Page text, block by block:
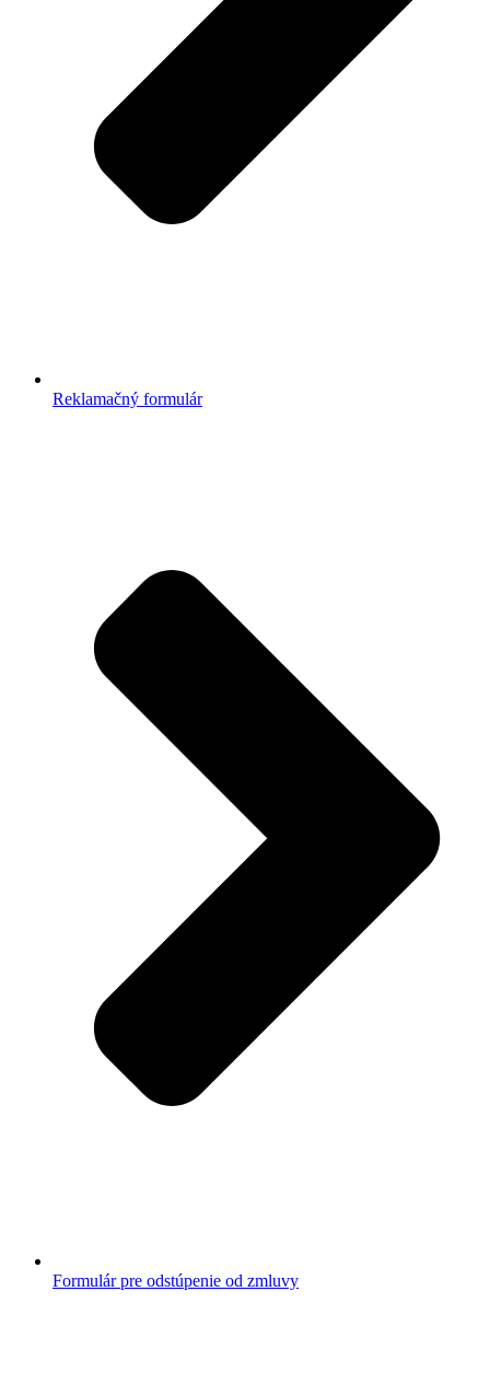
Reklamačný formulár
Formulár pre odstúpenie od zmluvy